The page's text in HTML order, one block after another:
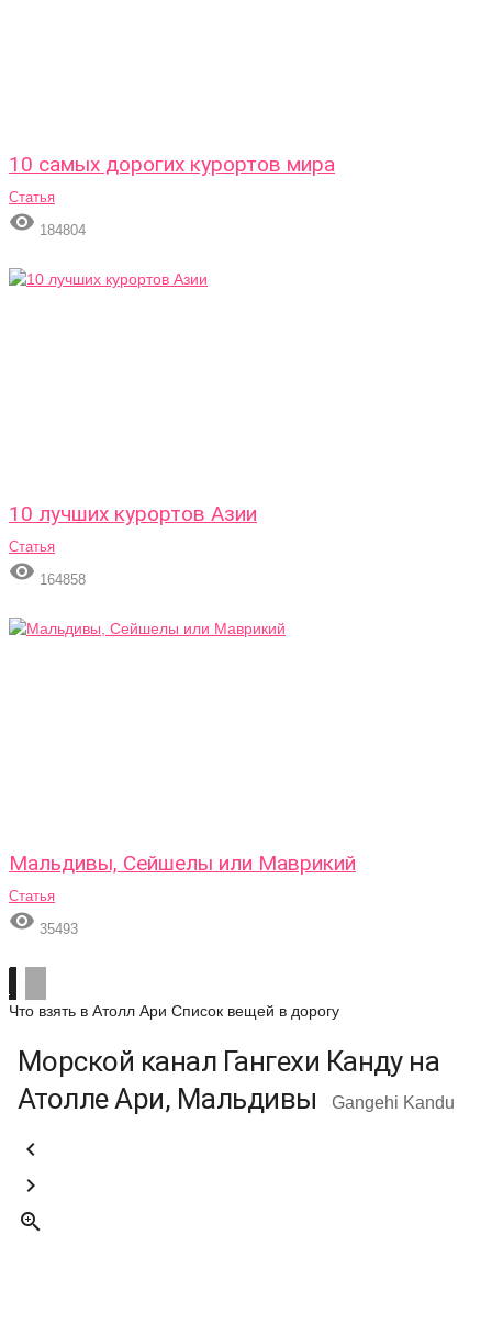
10 самых дорогих курортов мира
Статья
 184804
10 лучших курортов Азии
Статья
 164858
Мальдивы, Сейшелы или Маврикий
Статья
 35493
Что взять в Атолл Ари Список вещей в дорогу
Морской канал Гангехи Канду на
Атолле Ари, Мальдивы
Gangehi Kandu


